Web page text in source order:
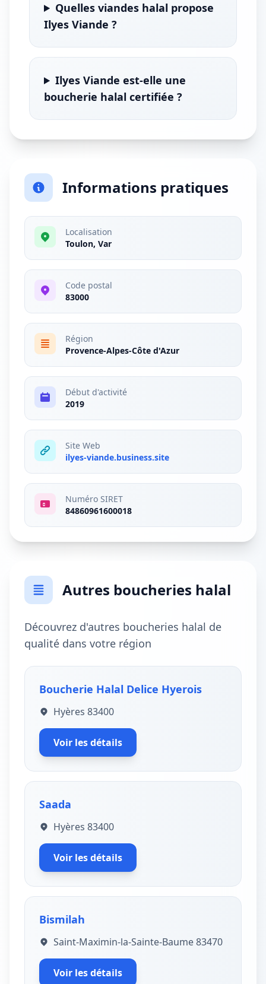
Quelles viandes halal propose
Ilyes Viande ?
Ilyes Viande est-elle une
boucherie halal certifiée ?
Informations pratiques
Localisation
Toulon, Var
Code postal
83000
Région
Provence-Alpes-Côte d'Azur
Début d'activité
2019
Site Web
ilyes-viande.business.site
Numéro SIRET
84860961600018
Autres boucheries halal
Découvrez d'autres boucheries halal de
qualité dans votre région
Boucherie Halal Delice Hyerois
Hyères 83400
Voir les détails
Saada
Hyères 83400
Voir les détails
Bismilah
Saint-Maximin-la-Sainte-Baume 83470
Voir les détails